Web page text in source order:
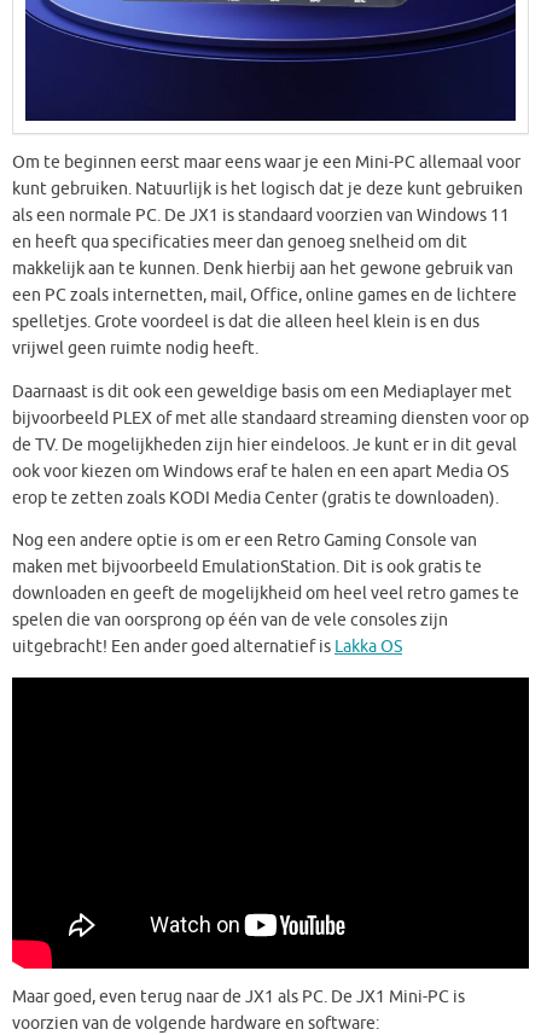
Om te beginnen eerst maar eens waar je een Mini-PC allemaal voor
kunt gebruiken. Natuurlijk is het logisch dat je deze kunt gebruiken
als een normale PC. De JX1 is standaard voorzien van Windows 11
en heeft qua specificaties meer dan genoeg snelheid om dit
makkelijk aan te kunnen. Denk hierbij aan het gewone gebruik van
een PC zoals internetten, mail, Office, online games en de lichtere
spelletjes. Grote voordeel is dat die alleen heel klein is en dus
vrijwel geen ruimte nodig heeft.
Daarnaast is dit ook een geweldige basis om een Mediaplayer met
bijvoorbeeld PLEX of met alle standaard streaming diensten voor op
de TV. De mogelijkheden zijn hier eindeloos. Je kunt er in dit geval
ook voor kiezen om Windows eraf te halen en een apart Media OS
erop te zetten zoals KODI Media Center (gratis te downloaden).
Nog een andere optie is om er een Retro Gaming Console van
maken met bijvoorbeeld EmulationStation. Dit is ook gratis te
downloaden en geeft de mogelijkheid om heel veel retro games te
spelen die van oorsprong op één van de vele consoles zijn
uitgebracht! Een ander goed alternatief is Lakka OS
Maar goed, even terug naar de JX1 als PC. De JX1 Mini-PC is
voorzien van de volgende hardware en software: